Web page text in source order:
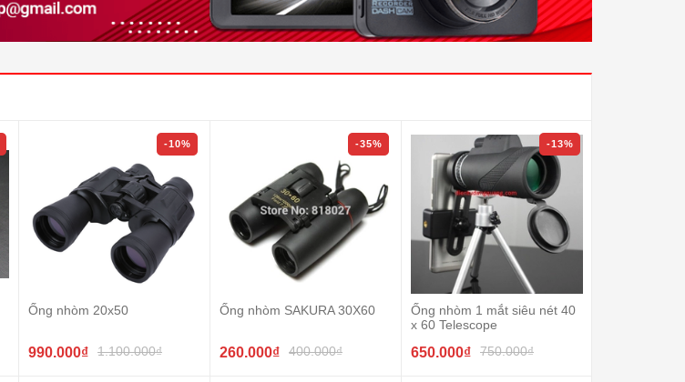
-10%
Ống nhòm 20x50
990.000₫ 1.100.000₫
-35%
Ống nhòm SAKURA 30X60
260.000₫ 400.000₫
-13%
Ống nhòm 1 mắt siêu nét 40
x 60 Telescope
650.000₫ 750.000₫